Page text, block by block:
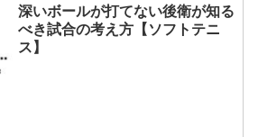
深いボールが打てない後衛が知る
べき試合の考え方【ソフトテニ
ス】